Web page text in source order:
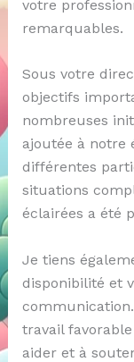
votre
remarquables.
Sous votre
objectifs
nombreuses
ajoutée à notre
différentes
situations
éclairées a été
Je tiens
disponibilité et
travail
aider et à